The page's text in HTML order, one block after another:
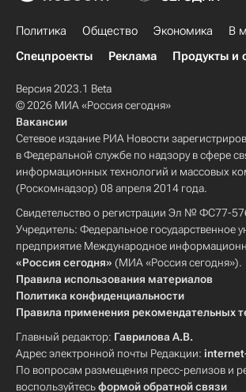
Политика Общество Экономика В
Спецпроекты
Реклама Продукты и
Версия 2023.1 Beta
© 2026 МИА «Россия сегодня»
Вакансии
Сетевое издание РИА Новости
в Федеральной службе по надзору в сфере
информационных технологий и массовых
(Роскомнадзор) 08 апреля 2014 года.
Свидетельство о регистрации Эл № ФС77-
Учредитель: Федеральное государственное
предприятие Международное
«Россия сегодня» (МИА «Россия сегодня»).
Правила использования материалов
Политика конфиденциальности
Правила применения рекомендательных
Главный редактор: Гаврилова А.В.
Адрес электронной почты Редакции:
По вопросам размещения пресс-релизов и
воспользуйтесьформой обратной связи